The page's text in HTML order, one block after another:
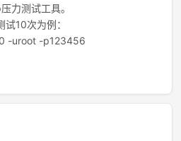
力测试工具。
10次为例：
-uroot -p123456